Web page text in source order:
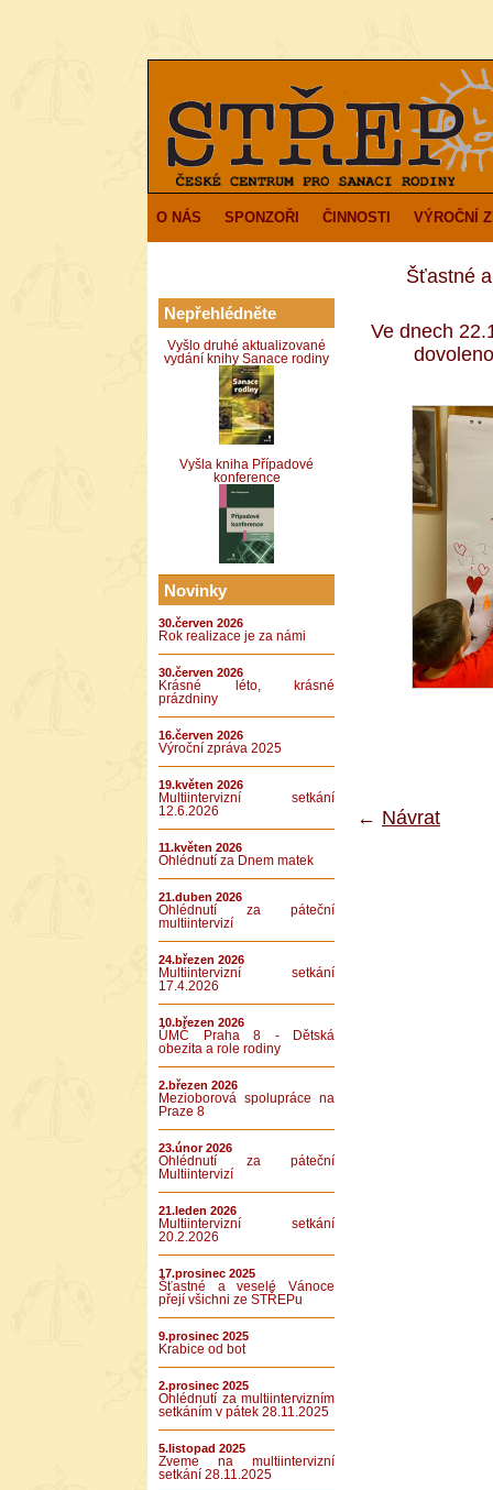
O NÁS SPONZOŘI ČINNOSTI VÝROČNÍ
Nepřehlédněte
Vyšlo druhé aktualizované
vydání knihy Sanace rodiny
Vyšla kniha Případové
konference
Novinky
30.červen 2026
Rok realizace je za námi
30.červen 2026
Krásné léto, krásné
prázdniny
16.červen 2026
Výroční zpráva 2025
19.květen 2026
Multiintervizní setkání
12.6.2026
11.květen 2026
Ohlédnutí za Dnem matek
21.duben 2026
Ohlédnutí za páteční
multiintervizí
24.březen 2026
Multiintervizní setkání
17.4.2026
10.březen 2026
ÚMČ Praha 8 - Dětská
obezita a role rodiny
2.březen 2026
Mezioborová spolupráce na
Praze 8
23.únor 2026
Ohlédnutí za páteční
Multiintervizí
21.leden 2026
Multiintervizní setkání
20.2.2026
17.prosinec 2025
Šťastné a veselé Vánoce
přejí všichni ze STŘEPu
9.prosinec 2025
Krabice od bot
2.prosinec 2025
Ohlédnutí za multiintervizním
setkáním v pátek 28.11.2025
5.listopad 2025
Zveme na multiintervizní
setkání 28.11.2025
Šťastné
Ve dnech
← Návrat